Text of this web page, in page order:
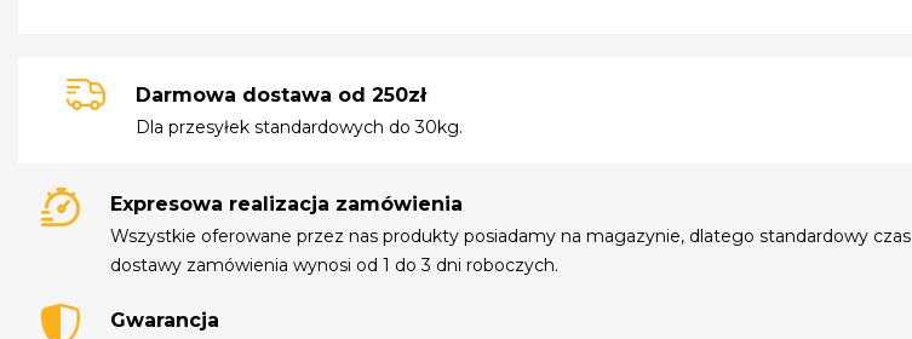
Darmowa dostawa od 250zł
Dla przesyłek standardowych do 30kg.
Expresowa realizacja zamówienia
Wszystkie oferowane przez nas produkty posiadamy na magazynie, dlatego standardowy czas
dostawy zamówienia wynosi od 1 do 3 dni roboczych.
Gwarancja